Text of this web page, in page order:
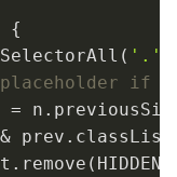
{
'.'
if
=